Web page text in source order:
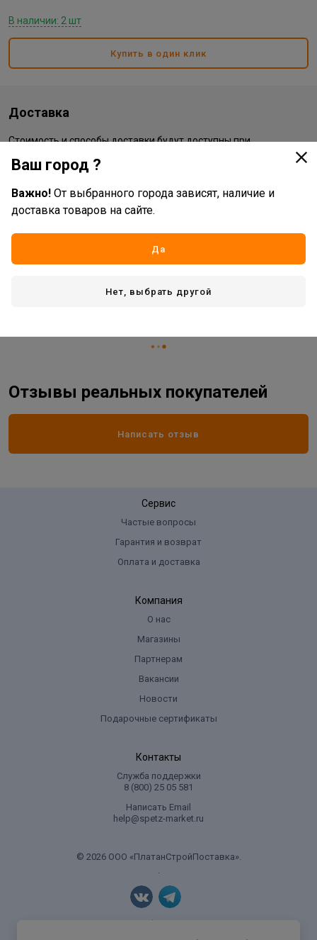
В наличии: 2 шт
Купить в один клик
Доставка
Стоимость и способы доставки будут доступны при
Характеристики
Основные
Бренд
Отзывы реальных покупателей
Написать отзыв
Сервис
Частые вопросы
Гарантия и возврат
Оплата и доставка
Компания
О нас
Магазины
Партнерам
Вакансии
Новости
Подарочные сертификаты
Контакты
Служба поддержки
8 (800) 25 05 581
Написать Email
help@spetz-market.ru
© 2026 ООО «ПлатанСтройПоставка».
.
Политика конфиденциальности
Ваш город ?
Важно! От выбранного города зависят, наличие и
доставка товаров на сайте.
Да
Нет, выбрать другой